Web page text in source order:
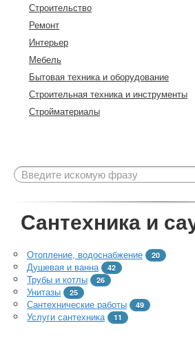
Строительство
Ремонт
Интерьер
Мебель
Бытовая техника и оборудование
Строительная техника и инструменты
Стройматериалы
Сантехника и
Отопление, водоснабжение 20
Душевая и ванна 42
Трубы и котлы 26
Унитазы 25
Сантехнические работы 49
Услуги сантехника 11